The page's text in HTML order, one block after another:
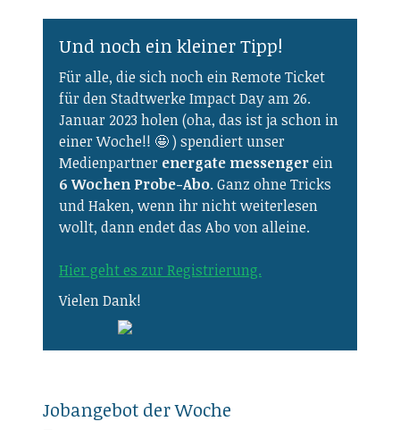
Und noch ein kleiner Tipp!
Für alle, die sich noch ein Remote Ticket
für den Stadtwerke Impact Day am 26.
Januar 2023 holen (oha, das ist ja schon in
einer Woche!! 🤩 ) spendiert unser
Medienpartner energate messengerein
6 Wochen Probe-Abo. Ganz ohne Tricks
und Haken, wenn ihr nicht weiterlesen
wollt, dann endet das Abo von alleine.
Hier geht es zur Registrierung.
Vielen Dank!
Jobangebot der Woche